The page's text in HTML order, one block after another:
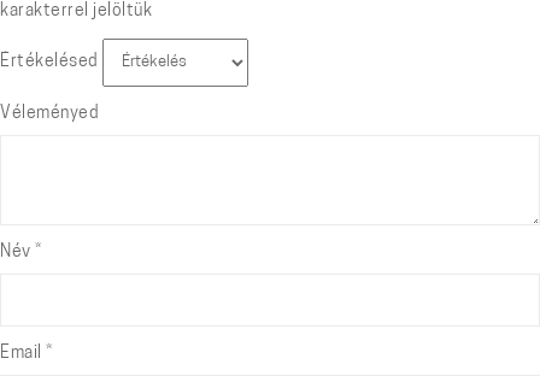
karakterrel jelöltük
Értékelésed
Véleményed
Név *
Email *